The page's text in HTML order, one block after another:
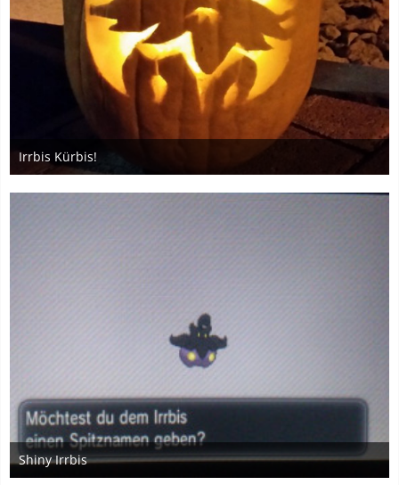
Irrbis Kürbis!
30. Oktober 2015
2
Shiny Irrbis
16. September 2015